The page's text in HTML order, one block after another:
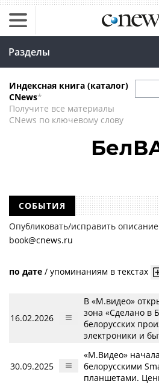
Разделы
Индексная книга (каталог)
CNews*
Получите все материалы
CNews по ключевому слову
СОБЫТИЯ
Опубликовать/исправить
book@cnews.ru
по дате / упоминаниям в текстах
16.02.2026
В «М.видео»
зона «Сделано в
белорусских
электроники и
30.09.2025
«М.Видео»
белорусскими
планшетами.